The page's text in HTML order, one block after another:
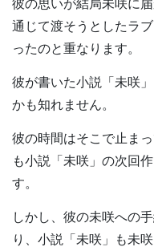
通じて渡そうとしたラ
ったのと重なります。
彼が書いた小説「未咲
かも知れません。
彼の時間はそこで止ま
も小説「未咲」の次回
す。
しかし、彼の未咲への
り、小説「未咲」も未